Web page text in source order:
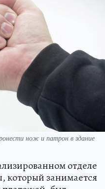
нож и патрон в здание
отделе
который занимается